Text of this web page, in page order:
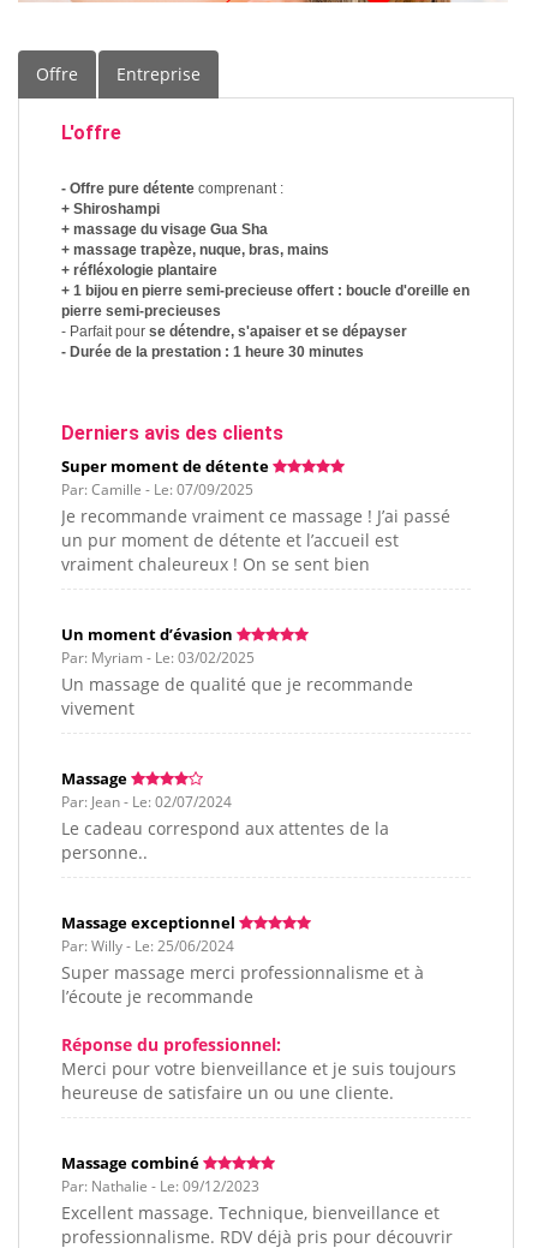
Offre Entreprise
L'offre
- Offre pure détente comprenant :
+ Shiroshampi
+ massage du visage Gua Sha
+ massage trapèze, nuque, bras, mains
+ réfléxologie plantaire
+ 1 bijou en pierre semi-precieuse offert : boucle d'oreille en
pierre semi-precieuses
- Parfait pour se détendre, s'apaiser et se dépayser
- Durée de la prestation : 1 heure 30 minutes
Derniers avis des clients
Super moment de détente
Par: Camille - Le: 07/09/2025
Je recommande vraiment ce massage ! J’ai passé
un pur moment de détente et l’accueil est
vraiment chaleureux ! On se sent bien
Un moment d’évasion
Par: Myriam - Le: 03/02/2025
Un massage de qualité que je recommande
vivement
Massage
Par: Jean - Le: 02/07/2024
Le cadeau correspond aux attentes de la
personne..
Massage exceptionnel
Par: Willy - Le: 25/06/2024
Super massage merci professionnalisme et à
l’écoute je recommande
Réponse du professionnel:
Merci pour votre bienveillance et je suis toujours
heureuse de satisfaire un ou une cliente.
Massage combiné
Par: Nathalie - Le: 09/12/2023
Excellent massage. Technique, bienveillance et
professionnalisme. RDV déjà pris pour découvrir